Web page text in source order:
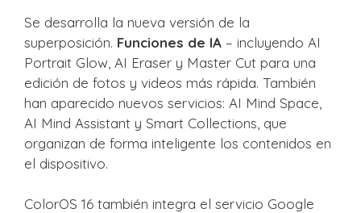
Se desarrolla la nueva versión de la
superposición. Funciones de IA – incluyendo AI
Portrait Glow, AI Eraser y Master Cut para una
edición de fotos y videos más rápida. También
han aparecido nuevos servicios: AI Mind Space,
AI Mind Assistant y Smart Collections, que
organizan de forma inteligente los contenidos en
el dispositivo.
ColorOS 16 también integra el servicio Google